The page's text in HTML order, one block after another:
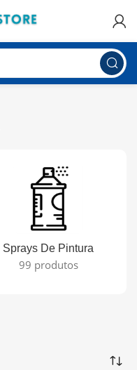
Sprays De Pintura
99 produtos